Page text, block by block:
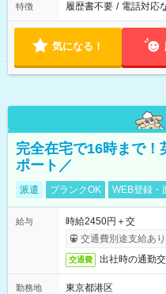
特徴 履歴書不要 / 電話対応
気になる！
完全在宅で16時まで
ポート／
派遣 ブランクOK WEB登録・
給与
時給2450円＋交
交通費別途支給あり
交通費 出社時の通勤
勤務地
東京都港区